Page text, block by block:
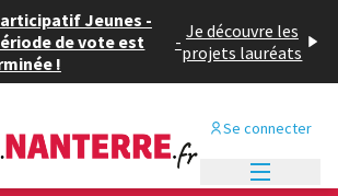
Jeunes -
de vote est
!
- Je découvre les
projets lauréats
Se connecter